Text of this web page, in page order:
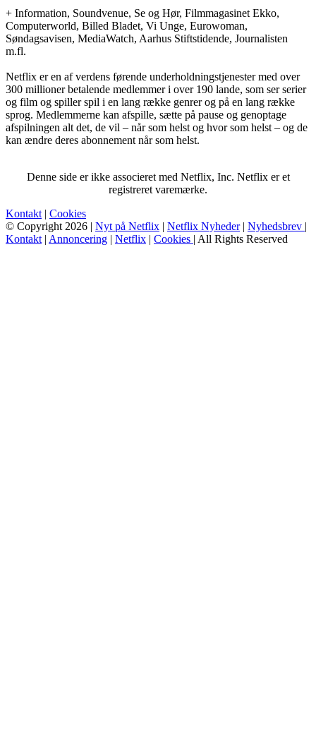
+ Information, Soundvenue, Se og Hør, Filmmagasinet Ekko,
Computerworld, Billed Bladet, Vi Unge, Eurowoman,
Søndagsavisen, MediaWatch, Aarhus Stiftstidende, Journalisten
m.fl.
Netflix er en af verdens førende underholdningstjenester med over
300 millioner betalende medlemmer i over 190 lande, som ser serier
og film og spiller spil i en lang række genrer og på en lang række
sprog. Medlemmerne kan afspille, sætte på pause og genoptage
afspilningen alt det, de vil – når som helst og hvor som helst – og de
kan ændre deres abonnement når som helst.
Denne side er ikke associeret med Netflix, Inc. Netflix er et
registreret varemærke.
Kontakt | Cookies
© Copyright 2026 | Nyt på Netflix | Netflix Nyheder| Nyhedsbrev |
Kontakt | Annoncering | Netflix | Cookies | All Rights Reserved